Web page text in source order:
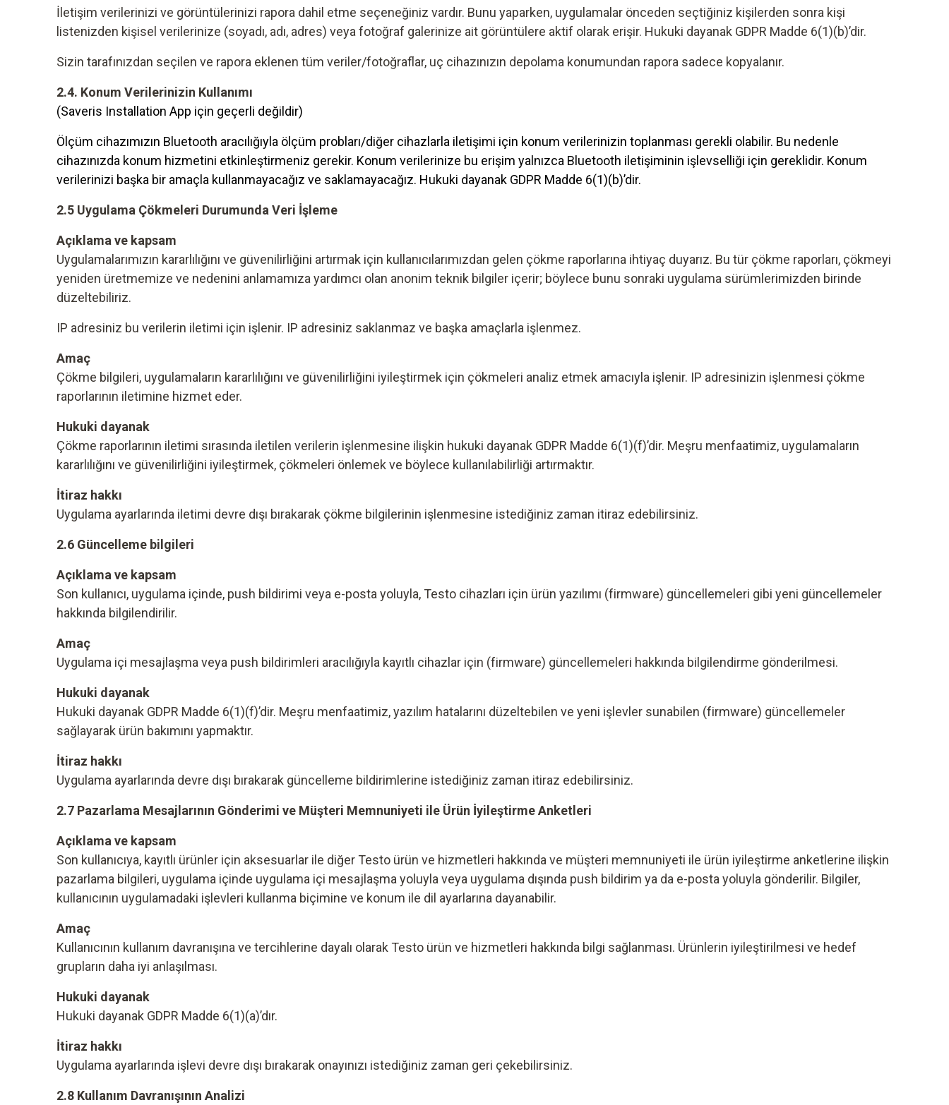
İletişim verilerinizi ve görüntülerinizi rapora dahil etme seçeneğiniz vardır. Bunu yaparken, uygulamalar önceden seçtiğiniz kişilerden sonra kişi
listenizden kişisel verilerinize (soyadı, adı, adres) veya fotoğraf galerinize ait görüntülere aktif olarak erişir. Hukuki dayanak GDPR Madde 6(1)(b)’dir.
Sizin tarafınızdan seçilen ve rapora eklenen tüm veriler/fotoğraflar, uç cihazınızın depolama konumundan rapora sadece kopyalanır.
2.4. Konum Verilerinizin Kullanımı
(Saveris Installation App için geçerli değildir)
Ölçüm cihazımızın Bluetooth aracılığıyla ölçüm probları/diğer cihazlarla iletişimi için konum verilerinizin toplanması gerekli olabilir. Bu nedenle
cihazınızda konum hizmetini etkinleştirmeniz gerekir. Konum verilerinize bu erişim yalnızca Bluetooth iletişiminin işlevselliği için gereklidir. Konum
verilerinizi başka bir amaçla kullanmayacağız ve saklamayacağız. Hukuki dayanak GDPR Madde 6(1)(b)’dir.
2.5 Uygulama Çökmeleri Durumunda Veri İşleme
Açıklama ve kapsam
Uygulamalarımızın kararlılığını ve güvenilirliğini artırmak için kullanıcılarımızdan gelen çökme raporlarına ihtiyaç duyarız. Bu tür çökme raporları, çökmeyi
yeniden üretmemize ve nedenini anlamamıza yardımcı olan anonim teknik bilgiler içerir; böylece bunu sonraki uygulama sürümlerimizden birinde
düzeltebiliriz.
IP adresiniz bu verilerin iletimi için işlenir. IP adresiniz saklanmaz ve başka amaçlarla işlenmez.
Amaç
Çökme bilgileri, uygulamaların kararlılığını ve güvenilirliğini iyileştirmek için çökmeleri analiz etmek amacıyla işlenir. IP adresinizin işlenmesi çökme
raporlarının iletimine hizmet eder.
Hukuki dayanak
Çökme raporlarının iletimi sırasında iletilen verilerin işlenmesine ilişkin hukuki dayanak GDPR Madde 6(1)(f)’dir. Meşru menfaatimiz, uygulamaların
kararlılığını ve güvenilirliğini iyileştirmek, çökmeleri önlemek ve böylece kullanılabilirliği artırmaktır.
İtiraz hakkı
Uygulama ayarlarında iletimi devre dışı bırakarak çökme bilgilerinin işlenmesine istediğiniz zaman itiraz edebilirsiniz.
2.6 Güncelleme bilgileri
Açıklama ve kapsam
Son kullanıcı, uygulama içinde, push bildirimi veya e-posta yoluyla, Testo cihazları için ürün yazılımı (firmware) güncellemeleri gibi yeni güncellemeler
hakkında bilgilendirilir.
Amaç
Uygulama içi mesajlaşma veya push bildirimleri aracılığıyla kayıtlı cihazlar için (firmware) güncellemeleri hakkında bilgilendirme gönderilmesi.
Hukuki dayanak
Hukuki dayanak GDPR Madde 6(1)(f)’dir. Meşru menfaatimiz, yazılım hatalarını düzeltebilen ve yeni işlevler sunabilen (firmware) güncellemeler
sağlayarak ürün bakımını yapmaktır.
İtiraz hakkı
Uygulama ayarlarında devre dışı bırakarak güncelleme bildirimlerine istediğiniz zaman itiraz edebilirsiniz.
2.7 Pazarlama Mesajlarının Gönderimi ve Müşteri Memnuniyeti ile Ürün İyileştirme Anketleri
Açıklama ve kapsam
Son kullanıcıya, kayıtlı ürünler için aksesuarlar ile diğer Testo ürün ve hizmetleri hakkında ve müşteri memnuniyeti ile ürün iyileştirme anketlerine ilişkin
pazarlama bilgileri, uygulama içinde uygulama içi mesajlaşma yoluyla veya uygulama dışında push bildirim ya da e-posta yoluyla gönderilir. Bilgiler,
kullanıcının uygulamadaki işlevleri kullanma biçimine ve konum ile dil ayarlarına dayanabilir.
Amaç
Kullanıcının kullanım davranışına ve tercihlerine dayalı olarak Testo ürün ve hizmetleri hakkında bilgi sağlanması. Ürünlerin iyileştirilmesi ve hedef
grupların daha iyi anlaşılması.
Hukuki dayanak
Hukuki dayanak GDPR Madde 6(1)(a)’dır.
İtiraz hakkı
Uygulama ayarlarında işlevi devre dışı bırakarak onayınızı istediğiniz zaman geri çekebilirsiniz.
2.8 Kullanım Davranışının Analizi